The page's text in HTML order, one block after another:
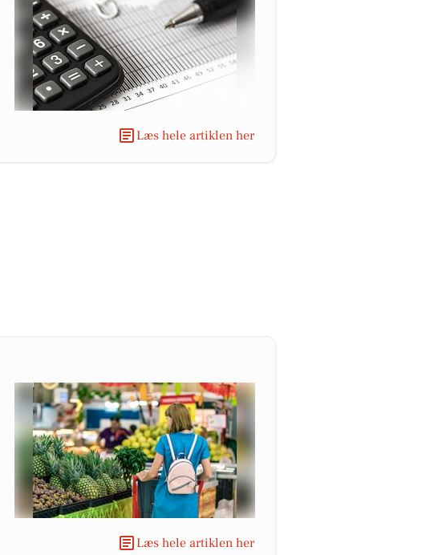
Læs hele artiklen her
Læs hele artiklen her